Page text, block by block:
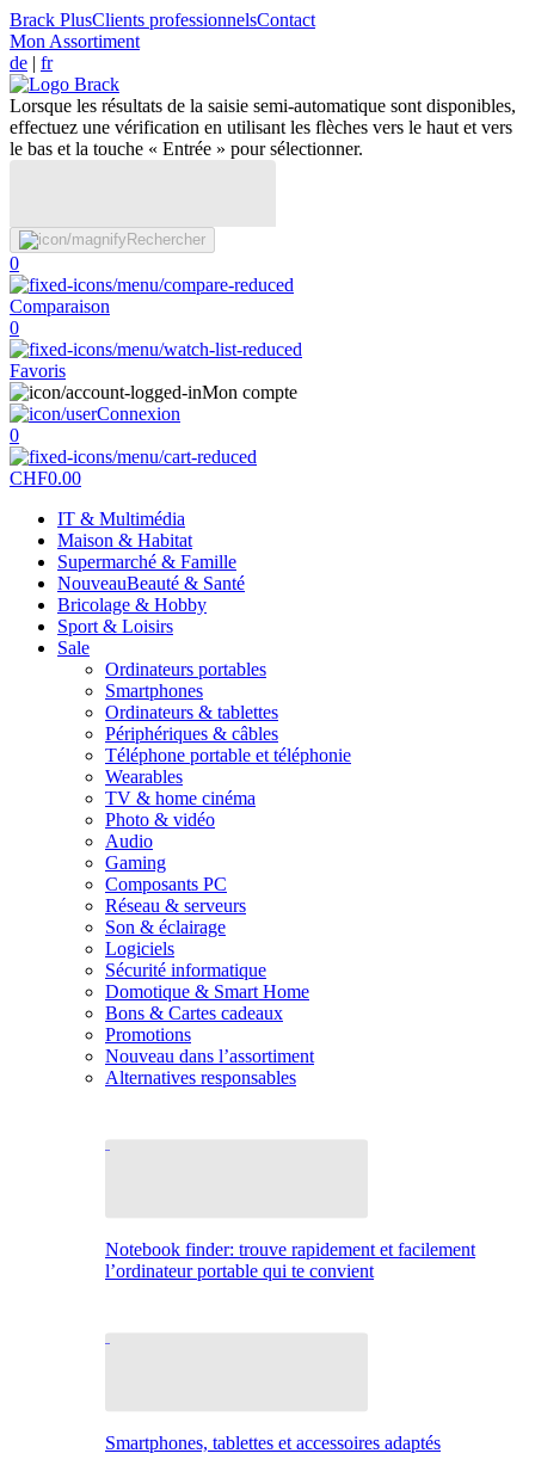
Brack PlusClients professionnelsContact
Mon Assortiment
de | fr
Lorsque les résultats de la saisie semi-automatique sont disponibles,
effectuez une vérification en utilisant les flèches vers le haut et vers
le bas et la touche « Entrée » pour sélectionner.
Rechercher
0
Comparaison
0
Favoris
Mon compte
Connexion
0
CHF0.00
IT & Multimédia
Maison & Habitat
Supermarché & Famille
NouveauBeauté & Santé
Bricolage & Hobby
Sport & Loisirs
Sale
Ordinateurs portables
Smartphones
Ordinateurs & tablettes
Périphériques & câbles
Téléphone portable et téléphonie
Wearables
TV & home cinéma
Photo & vidéo
Audio
Gaming
Composants PC
Réseau & serveurs
Son & éclairage
Logiciels
Sécurité informatique
Domotique & Smart Home
Bons & Cartes cadeaux
Promotions
Nouveau dans l’assortiment
Alternatives responsables
Notebook finder: trouve rapidement et facilement
l’ordinateur portable qui te convient
Smartphones, tablettes et accessoires adaptés